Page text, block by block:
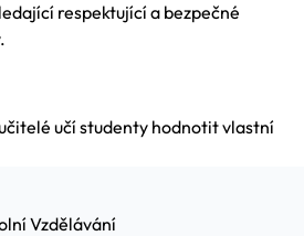
respektující a bezpečné
učí studenty hodnotit vlastní
Vzdělávání